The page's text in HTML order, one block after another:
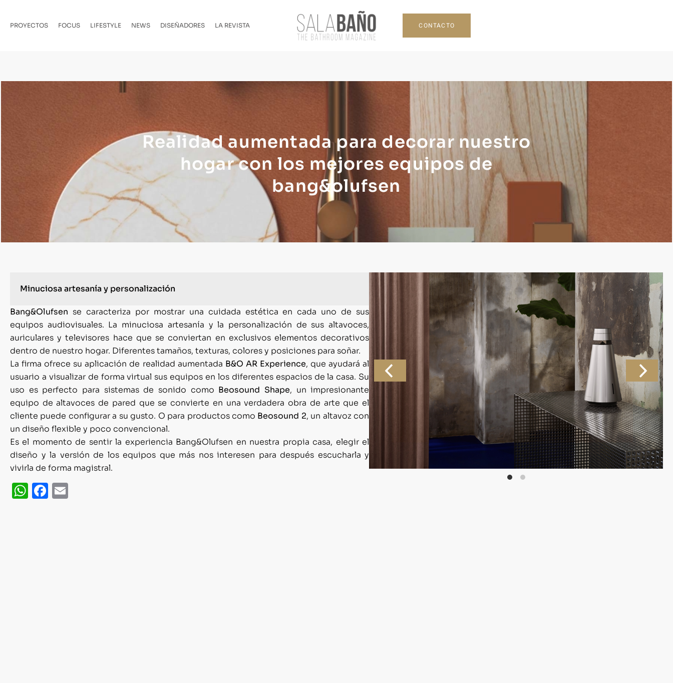
PROYECTOS FOCUS LIFESTYLE NEWS DISEÑADORES LA REVISTA CONTACTO
Realidad aumentada para decorar nuestro
hogar con los mejores equipos de
bang&olufsen
Minuciosa artesanía y personalización
Bang&Olufsen se caracteriza por mostrar una cuidada estética en cada uno de sus
equipos audiovisuales. La minuciosa artesanía y la personalización de sus altavoces,
auriculares y televisores hace que se conviertan en exclusivos elementos decorativos
dentro de nuestro hogar. Diferentes tamaños, texturas, colores y posiciones para soñar.
La firma ofrece su aplicación de realidad aumentada B&O AR Experience, que ayudará al
usuario a visualizar de forma virtual sus equipos en los diferentes espacios de la casa. Su
uso es perfecto para sistemas de sonido como Beosound Shape, un impresionante
equipo de altavoces de pared que se convierte en una verdadera obra de arte que el
cliente puede configurar a su gusto. O para productos como Beosound 2, un altavoz con
un diseño flexible y poco convencional.
Es el momento de sentir la experiencia Bang&Olufsen en nuestra propia casa, elegir el
diseño y la versión de los equipos que más nos interesen para después escucharla y
vivirla de forma magistral.
WhatsApp
Facebook